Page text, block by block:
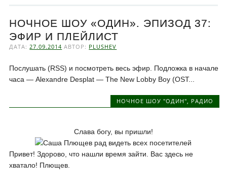
НОЧНОЕ ШОУ «ОДИН». ЭПИЗОД 37:
ЭФИР И ПЛЕЙЛИСТ
ДАТА:27.09.2014 АВТОР: PLUSHEV
Послушать (RSS) и посмотреть весь эфир. Подложка в начале
часа — Alexandre Desplat — The New Lobby Boy (OST...
НОЧНОЕ ШОУ "ОДИН", РАДИО
Слава богу, вы пришли!
Привет! Здорово, что нашли время зайти. Вас здесь не
хватало! Плющев.